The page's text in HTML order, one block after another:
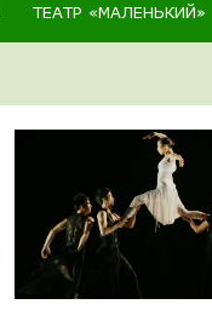
ТЕАТР «МАЛЕНЬКИЙ»